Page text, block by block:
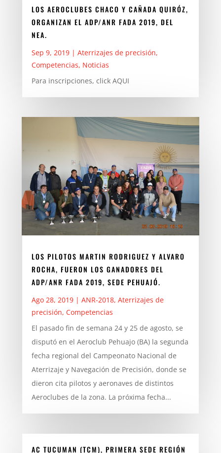
LOS AEROCLUBES CHACO Y CAÑADA QUIRÓZ,
ORGANIZAN EL ADP/ANR FADA 2019, DEL
NEA.
Sep 9, 2019| Aterrizajes de precisión,
Competencias, Noticias
Para inscripciones, click AQUI
LOS PILOTOS MARTIN RODRIGUEZ Y ALVARO
ROCHA, FUERON LOS GANADORES DEL
ADP/ANR FADA 2019, SEDE PEHUAJÓ.
Ago 28, 2019| ANR-2018, Aterrizajes de
precisión, Competencias
El pasado fin de semana 24 y 25 de agosto, se
disputó en el Aeroclub Pehuajo (BA) la segunda
fecha regional del Campeonato Nacional de
Aterrizaje y Navegación de Precisión, donde se
dieron cita pilotos y aeronaves de distintos
Aeroclubes de la zona. La próxima fecha...
AC TUCUMAN (TCM), PRIMERA SEDE REGIÓN